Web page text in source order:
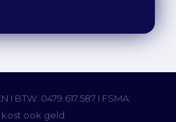
I BTW: 0479.617.587 I FSMA:
kost ook geld